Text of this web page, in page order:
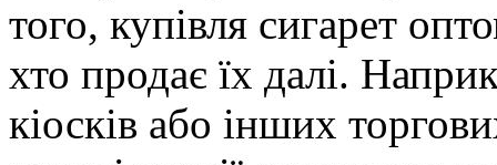
того, купівля сигарет
хто продає їх далі.
кіосків або інших